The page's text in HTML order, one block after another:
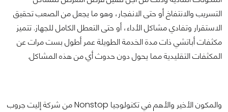
التسريب والانتفاخ أو حتى الانفجار، وهو ما يجعل من الصعب تحقيق
الاستقرار وتفادي مشاكل الأداء، أو حتى التعطل الكامل للجهاز. تتميز
مكثفات أباتشي ذات مدة الخدمة الطويلة عمر أطول بست مرات عن
المكثفات التقليدية مما يحول دون حدوث أي من هذه المشاكل.
والمكون الأخير والأهم في تكنولوجيا Nonstop من شركة إليت جروب